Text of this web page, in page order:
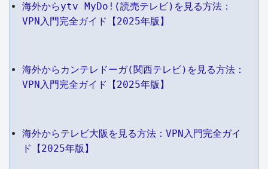
海外からytv MyDo!(読売テレビ)を見る方法：
VPN入門完全ガイド【2025年版】
海外からカンテレドーガ(関西テレビ)を見る方法：
VPN入門完全ガイド【2025年版】
海外からテレビ大阪を見る方法：VPN入門完全ガイ
ド【2025年版】